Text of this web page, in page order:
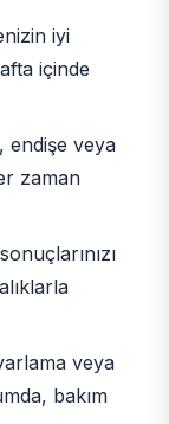
iyi
içinde
endişe veya
zaman
veya
bakım